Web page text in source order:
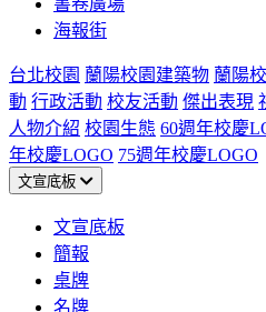
書卷廣場
海報街
台北校園 蘭陽校園建築物 蘭陽
動 行政活動 校友活動 傑出表現
人物介紹 校園生態 60週年校慶
年校慶LOGO 75週年校慶LOGO
文宣底板
文宣底板
簡報
桌牌
名牌